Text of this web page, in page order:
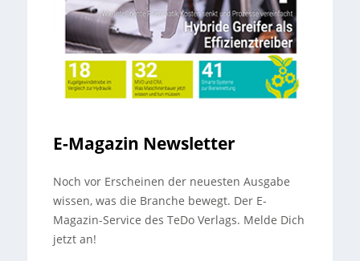
E-Magazin Newsletter
Noch vor Erscheinen der neuesten Ausgabe
wissen, was die Branche bewegt. Der E-
Magazin-Service des TeDo Verlags. Melde Dich
jetzt an!